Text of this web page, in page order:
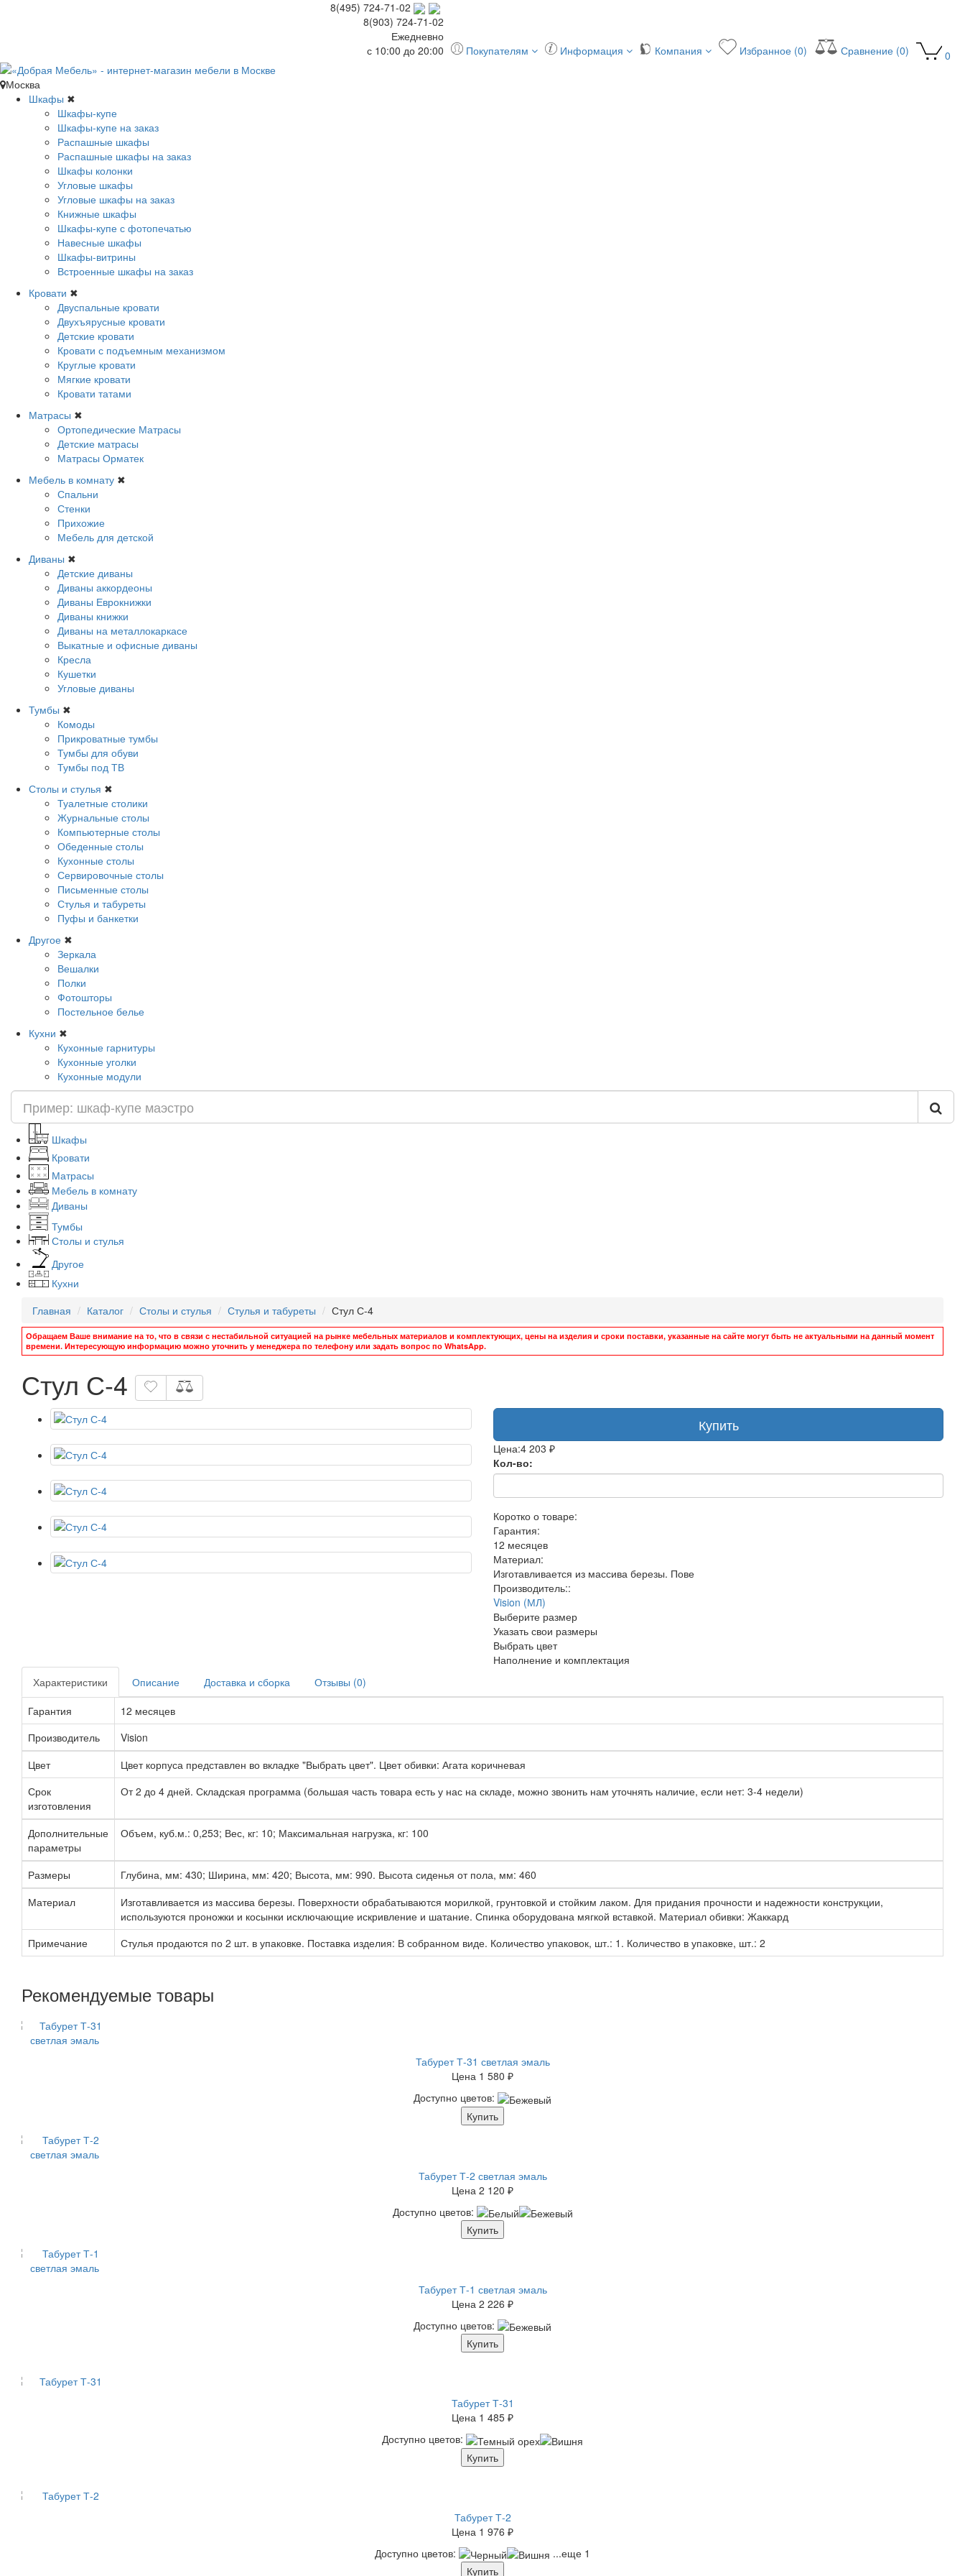
8(495) 724-71-02
8(903) 724-71-02
Ежедневно
с 10:00 до 20:00
Покупателям Информация Компания Избранное (0) Сравнение (0)
0
Москва
Шкафы ✖
Шкафы-купе
Шкафы-купе на заказ
Распашные шкафы
Распашные шкафы на заказ
Шкафы колонки
Угловые шкафы
Угловые шкафы на заказ
Книжные шкафы
Шкафы-купе с фотопечатью
Навесные шкафы
Шкафы-витрины
Встроенные шкафы на заказ
Кровати ✖
Двуспальные кровати
Двухъярусные кровати
Детские кровати
Кровати с подъемным механизмом
Круглые кровати
Мягкие кровати
Кровати татами
Матрасы ✖
Ортопедические Матрасы
Детские матрасы
Матрасы Орматек
Мебель в комнату ✖
Спальни
Стенки
Прихожие
Мебель для детской
Диваны ✖
Детские диваны
Диваны аккордеоны
Диваны Еврокнижки
Диваны книжки
Диваны на металлокаркасе
Выкатные и офисные диваны
Кресла
Кушетки
Угловые диваны
Тумбы ✖
Комоды
Прикроватные тумбы
Тумбы для обуви
Тумбы под ТВ
Столы и стулья ✖
Туалетные столики
Журнальные столы
Компьютерные столы
Обеденные столы
Кухонные столы
Сервировочные столы
Письменные столы
Стулья и табуреты
Пуфы и банкетки
Другое ✖
Зеркала
Вешалки
Полки
Фотошторы
Постельное белье
Кухни ✖
Кухонные гарнитуры
Кухонные уголки
Кухонные модули
Шкафы
Кровати
Матрасы
Мебель в комнату
Диваны
Тумбы
Столы и стулья
Другое
Кухни
Главная
Каталог Столы и стулья Стулья и табуреты Стул С-4
Обращаем Ваше внимание на то, что в связи с нестабильной ситуацией на рынке мебельных материалов и комплектующих, цены на изделия и сроки поставки, указанные на сайте могут быть не актуальными на данный момент
времени. Интересующую информацию можно уточнить у менеджера по телефону или задать вопрос по WhatsApp.
Стул С-4
Купить
Цена:4 203 ₽
Кол-во:
Коротко о товаре:
Гарантия:
12 месяцев
Материал:
Изготавливается из массива березы. Пове
Производитель::
Vision (МЛ)
Выберите размер
Указать свои размеры
Выбрать цвет
Наполнение и комплектация
Характеристики
Описание Доставка и сборка
Отзывы (0)
Гарантия
12 месяцев
Производитель
Vision
Цвет
Цвет корпуса представлен во вкладке "Выбрать цвет". Цвет обивки: Агата коричневая
Срок
изготовления
От 2 до 4 дней. Складская программа (большая часть товара есть у нас на складе, можно звонить нам уточнять наличие, если нет: 3-4 недели)
Дополнительные
параметры
Объем, куб.м.: 0,253; Вес, кг: 10; Максимальная нагрузка, кг: 100
Размеры
Глубина, мм: 430; Ширина, мм: 420; Высота, мм: 990. Высота сиденья от пола, мм: 460
Материал
Изготавливается из массива березы. Поверхности обрабатываются морилкой, грунтовкой и стойким лаком. Для придания прочности и надежности конструкции,
используются проножки и косынки исключающие искривление и шатание. Спинка оборудована мягкой вставкой. Материал обивки: Жаккард
Примечание
Стулья продаются по 2 шт. в упаковке. Поставка изделия: В собранном виде. Количество упаковок, шт.: 1. Количество в упаковке, шт.: 2
Рекомендуемые товары
Табурет Т-31 светлая эмаль
Цена 1 580 ₽
Доступно цветов:
Купить
Табурет Т-2 светлая эмаль
Цена 2 120 ₽
Доступно цветов:
Купить
Табурет Т-1 светлая эмаль
Цена 2 226 ₽
Доступно цветов:
Купить
Табурет Т-31
Цена 1 485 ₽
Доступно цветов:
Купить
Табурет Т-2
Цена 1 976 ₽
Доступно цветов:
...еще 1
Купить